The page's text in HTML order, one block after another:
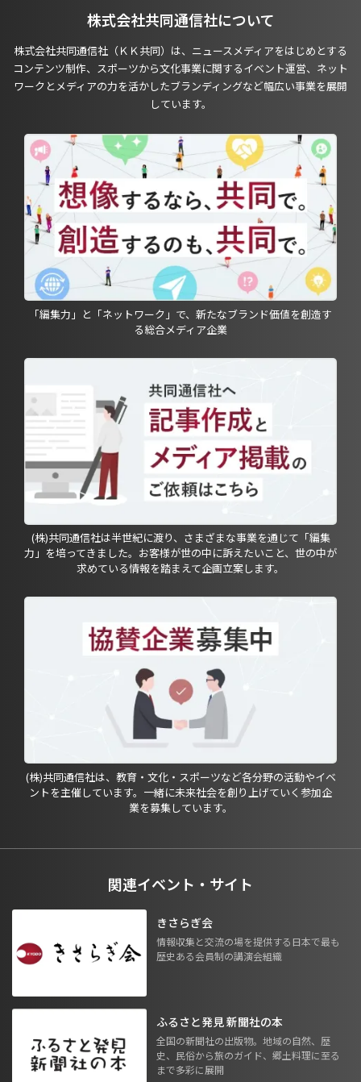
株式会社共同通信社について
株式会社共同通信社（ＫＫ共同）は、ニュースメディアをはじめとする
コンテンツ制作、スポーツから文化事業に関するイベント運営、ネット
ワークとメディアの力を活かしたブランディングなど幅広い事業を展開
しています。
「編集力」と「ネットワーク」で、新たなブランド価値を創造す
る総合メディア企業
(株)共同通信社は半世紀に渡り、さまざまな事業を通じて「編集
力」を培ってきました。お客様が世の中に訴えたいこと、世の中が
求めている情報を踏まえて企画立案します。
(株)共同通信社は、教育・文化・スポーツなど各分野の活動やイベ
ントを主催しています。一緒に未来社会を創り上げていく参加企
業を募集しています。
関連イベント・サイト
きさらぎ会
情報収集と交流の場を提供する日本で最も
歴史ある会員制の講演会組織
ふるさと発見 新聞社の本
全国の新聞社の出版物。地域の自然、歴
史、民俗から旅のガイド、郷土料理に至る
まで多彩に展開